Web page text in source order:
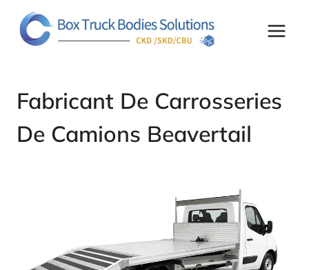
content
Fabricant De Carrosseries
De Camions Beavertail